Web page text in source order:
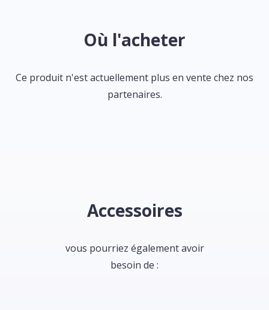
Où l'acheter
Ce produit n'est actuellement plus en vente chez nos
partenaires.
Accessoires
vous pourriez également avoir
besoin de :